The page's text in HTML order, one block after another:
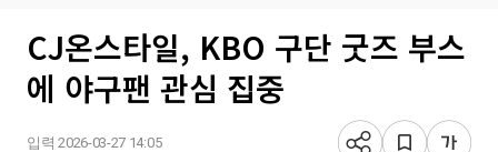
CJ온스타일, KBO 구단 굿즈 부스
에 야구팬 관심 집중
입력 2026-03-27 14:05